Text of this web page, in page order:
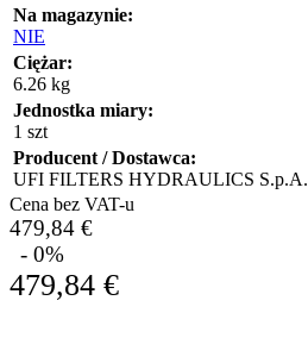
Na magazynie:
NIE
Ciężar:
6.26 kg
Jednostka miary:
1 szt
Producent / Dostawca:
UFI FILTERS HYDRAULICS S.p.A.
Cena bez VAT-u
479,84 €
- 0%
479,84 €